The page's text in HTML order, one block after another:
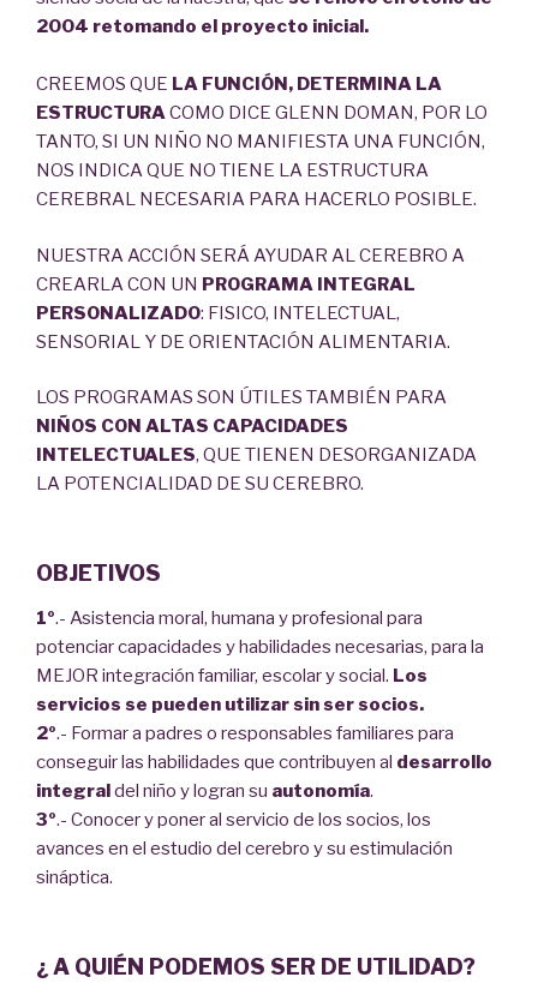
2004 retomando el proyecto inicial.
CREEMOS QUE LA FUNCIÓN, DETERMINA LA
ESTRUCTURACOMO DICE GLENN DOMAN, POR LO
TANTO, SI UN NIÑO NO MANIFIESTA UNA FUNCIÓN,
NOS INDICA QUE NO TIENE LA ESTRUCTURA
CEREBRAL NECESARIA PARA HACERLO POSIBLE.
NUESTRA ACCIÓN SERÁ AYUDAR AL CEREBRO A
CREARLA CON UN PROGRAMA INTEGRAL
PERSONALIZADO: FISICO, INTELECTUAL,
SENSORIAL Y DE ORIENTACIÓN ALIMENTARIA.
LOS PROGRAMAS SON ÚTILES TAMBIÉN PARA
NIÑOS CON ALTAS CAPACIDADES
INTELECTUALES, QUE TIENEN DESORGANIZADA
LA POTENCIALIDAD DE SU CEREBRO.
OBJETIVOS
1º.- Asistencia moral, humana y profesional para
potenciar capacidades y habilidades necesarias, para la
MEJOR integración familiar, escolar y social. Los
servicios se pueden utilizar sin ser socios.
2º.- Formar a padres o responsables familiares para
conseguir las habilidades que contribuyen al desarrollo
integral del niño y logran su autonomía.
3º.- Conocer y poner al servicio de los socios, los
avances en el estudio del cerebro y su estimulación
sináptica.
¿ A QUIÉN PODEMOS SER DE UTILIDAD?